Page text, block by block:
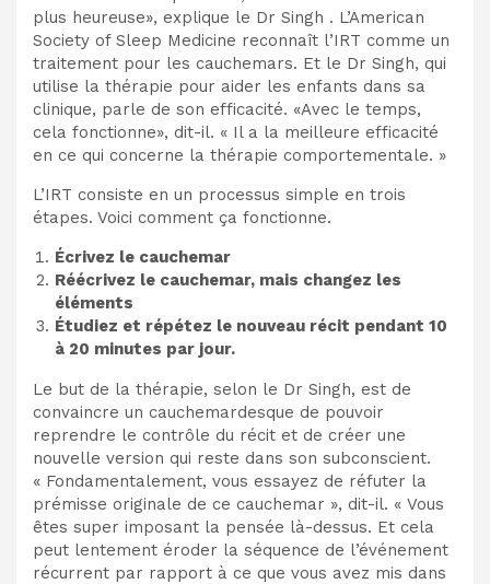
plus heureuse», explique le Dr Singh . L’American
Society of Sleep Medicine reconnaît l’IRT comme un
traitement pour les cauchemars. Et le Dr Singh, qui
utilise la thérapie pour aider les enfants dans sa
clinique, parle de son efficacité. «Avec le temps,
cela fonctionne», dit-il. « Il a la meilleure efficacité
en ce qui concerne la thérapie comportementale. »
L’IRT consiste en un processus simple en trois
étapes. Voici comment ça fonctionne.
Écrivez le cauchemar
Réécrivez le cauchemar, mais changez les
éléments
Étudiez et répétez le nouveau récit pendant 10
à 20 minutes par jour.
Le but de la thérapie, selon le Dr Singh, est de
convaincre un cauchemardesque de pouvoir
reprendre le contrôle du récit et de créer une
nouvelle version qui reste dans son subconscient.
« Fondamentalement, vous essayez de réfuter la
prémisse originale de ce cauchemar », dit-il. « Vous
êtes super imposant la pensée là-dessus. Et cela
peut lentement éroder la séquence de l’événement
récurrent par rapport à ce que vous avez mis dans